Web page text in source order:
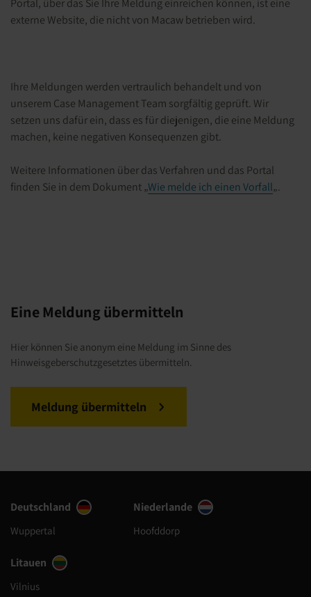
Portal, über das Sie Ihre Meldung einreichen können, ist eine
externe Website, die nicht von Macaw betrieben wird.
Ihre Meldungen werden vertraulich behandelt und von
unserem Case Management Team sorgfältig geprüft. Wir
setzen uns dafür ein, dass es für diejenigen, die eine Meldung
machen, keine negativen Konsequenzen gibt.
Weitere Informationen über das Verfahren und das Portal
finden Sie in dem Dokument „Wie melde ich einen Vorfall„.
Eine Meldung übermitteln
Hier können Sie anonym eine Meldung im Sinne des
Hinweisgeberschutzgesetztes übermitteln.
Meldung übermitteln
Deutschland
Wuppertal
Niederlande
Hoofddorp
Litauen
Vilnius